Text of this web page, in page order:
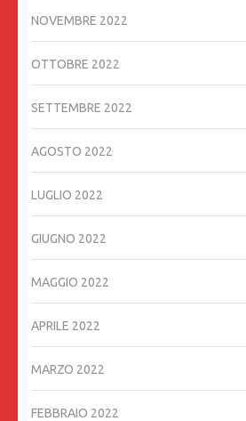
NOVEMBRE 2022
OTTOBRE 2022
SETTEMBRE 2022
AGOSTO 2022
LUGLIO 2022
GIUGNO 2022
MAGGIO 2022
APRILE 2022
MARZO 2022
FEBBRAIO 2022